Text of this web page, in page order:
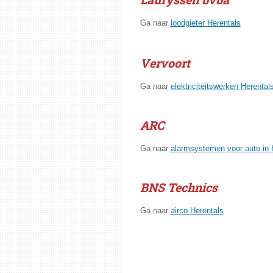
Ga naar loodgieter Herentals
Vervoort
Ga naar elektriciteitswerken Herentals
ARC
Ga naar alarmsystemen voor auto in
BNS Technics
Ga naar airco Herentals